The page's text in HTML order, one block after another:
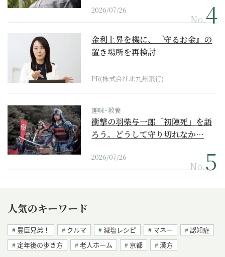
2026/07/26
No.
金利上昇を機に、『守るお金』の
置き場所を再検討
PR(株式会社北九州銀行)
趣味･教養
衝撃の羽柴与一郎「初陣死」を語
ろう。どうして守り切れなか…
2026/07/26
No.
人気のキーワード
豊臣兄弟！ クルマ 減塩レシピ マネー
認知症
定年後の歩き方
老人ホーム 京都 漢方